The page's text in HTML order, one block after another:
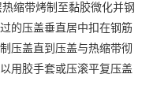
缩带烤制至黏胶微化并钢
的压盖垂直居中扣在钢筋
压盖直到压盖与热缩带彻
用胶手套或压滚平复压盖